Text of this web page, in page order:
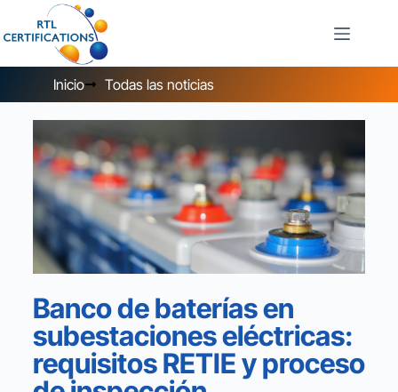
Inicio Todas las noticias
Banco de baterías en
subestaciones eléctricas:
requisitos RETIE y proceso